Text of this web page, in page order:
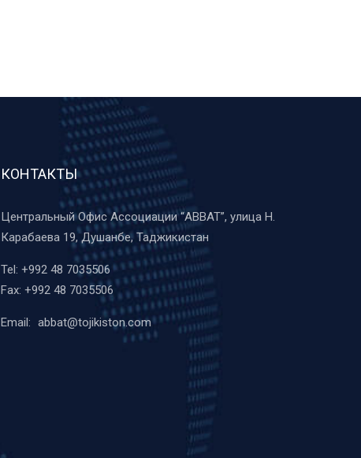
КОНТАКТЫ
Центральный Офис Ассоциации “ABBAT”, улица Н.
Карабаева 19, Душанбе, Таджикистан
Tel: +992 48 7035506
Fax: +992 48 7035506
Email: abbat@tojikiston.com